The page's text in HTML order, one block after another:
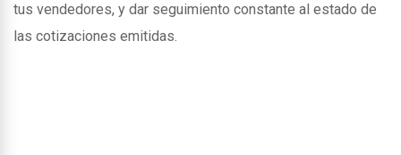
tus vendedores, y dar seguimiento constante al estado de
las cotizaciones emitidas.